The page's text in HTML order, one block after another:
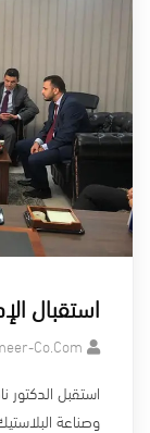
استقبال
Co.com
استقبل الدكتور
وصناعة